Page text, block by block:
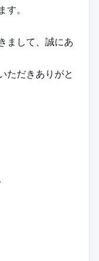
。
まして、誠にあ
ただきありがと